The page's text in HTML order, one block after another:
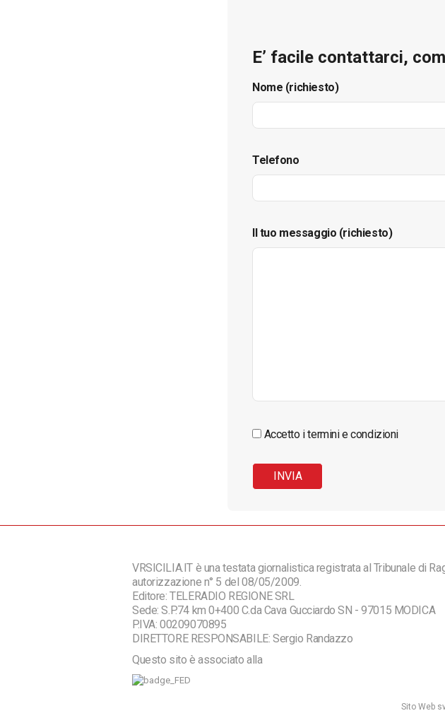
E’ facile contattarci,
Nome (richiesto)
Telefono
Il tuo messaggio (richiesto)
Accetto i termini e condizioni
VRSICILIA.IT è una testata giornalistica registrata al Tribunale di
autorizzazione n° 5 del 08/05/2009.
Editore: TELERADIO REGIONE SRL
Sede: S.P.74 km 0+400 C.da Cava Gucciardo SN - 97015 MODICA
P.IVA: 00209070895
DIRETTORE RESPONSABILE: Sergio Randazzo
Questo sito è associato alla
Sito Web